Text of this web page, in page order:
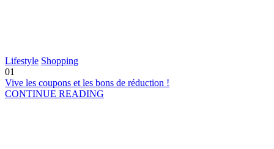
Lifestyle Shopping
01
Vive les coupons et les bons de réduction !
CONTINUE READING